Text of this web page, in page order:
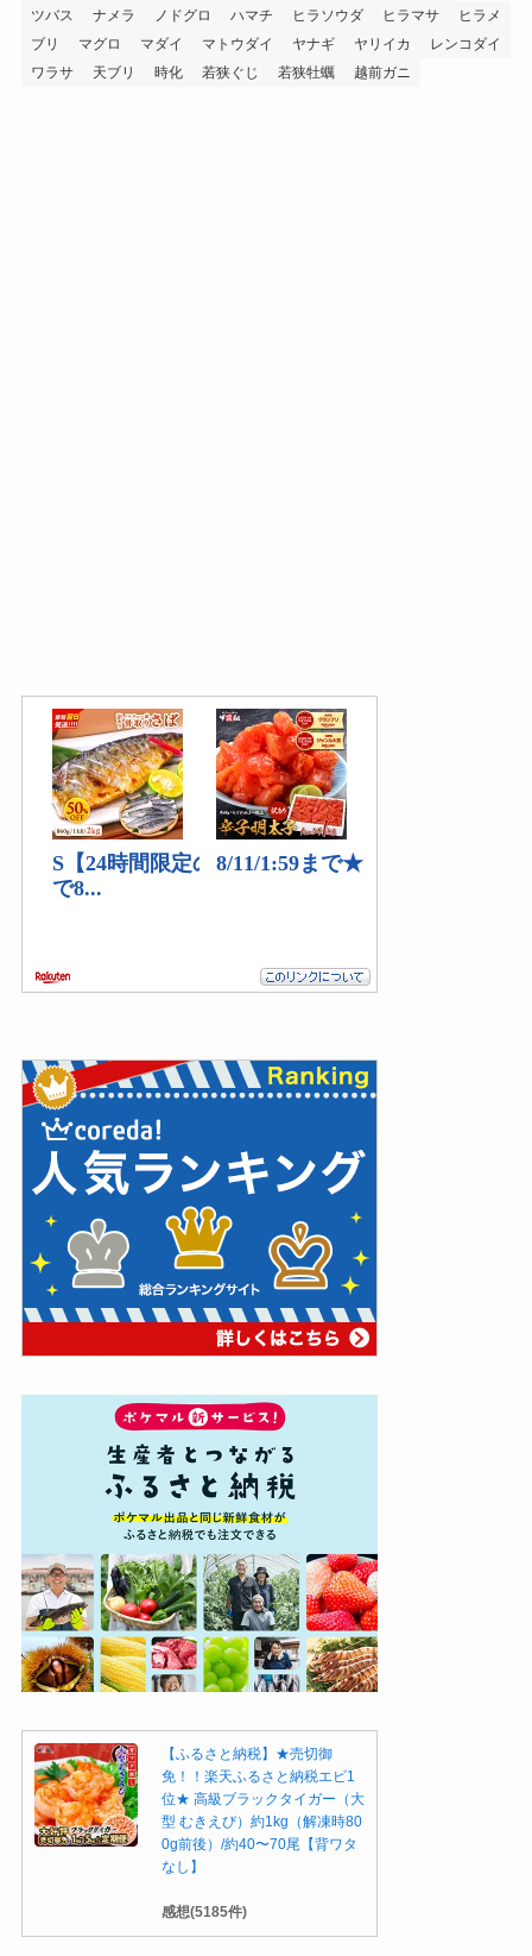
ツバス ナメラ ノドグロ ハマチ ヒラソウダ ヒラマサ
ヒラメ
ブリ
マグロ マダイ マトウダイ ヤナギ ヤリイカ
レンコダイ
ワラサ
天ブリ 時化 若狭ぐじ 若狭牡蠣 越前ガニ
【ふるさと納税】★売切御
免！！楽天ふるさと納税エビ1
位★ 高級ブラックタイガー（大
型 むきえび）約1kg（解凍時80
0g前後）/約40〜70尾【背ワタ
なし】
感想(5185件)